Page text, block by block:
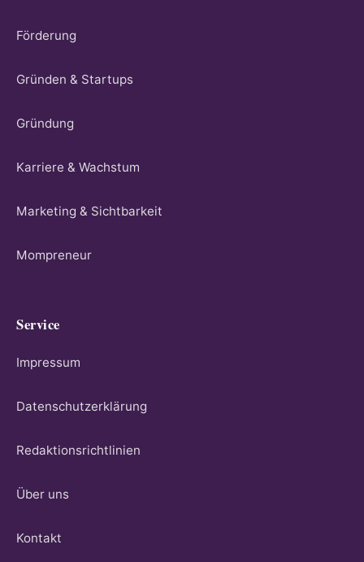
Förderung
Gründen & Startups
Gründung
Karriere & Wachstum
Marketing & Sichtbarkeit
Mompreneur
Service
Impressum
Datenschutzerklärung
Redaktionsrichtlinien
Über uns
Kontakt